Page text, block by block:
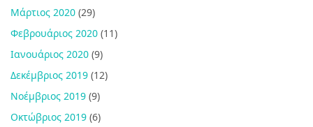
Μάρτιος 2020 (29)
Φεβρουάριος 2020 (11)
Ιανουάριος 2020 (9)
Δεκέμβριος 2019 (12)
Νοέμβριος 2019 (9)
Οκτώβριος 2019 (6)